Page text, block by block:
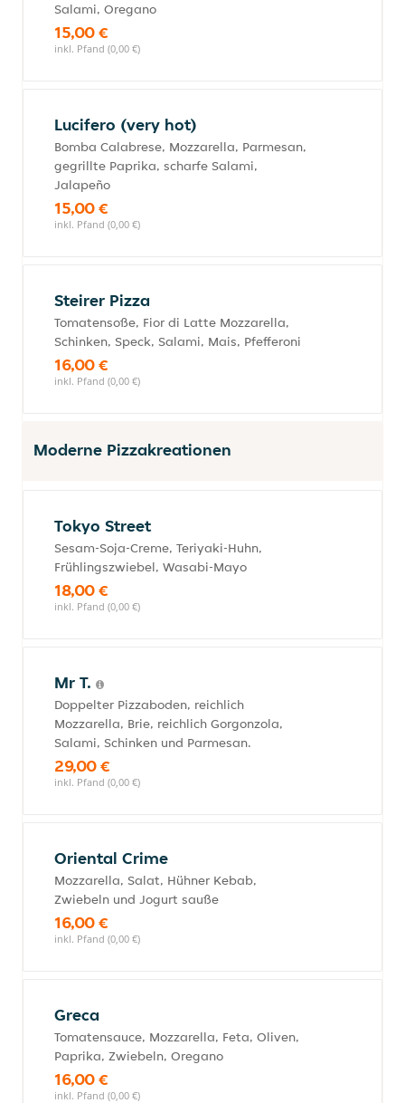
Salami, Oregano
15,00 €
inkl. Pfand (0,00 €)
Lucifero (very hot)
Bomba Calabrese, Mozzarella, Parmesan,
gegrillte Paprika, scharfe Salami,
Jalapeño
15,00 €
inkl. Pfand (0,00 €)
Steirer Pizza
Tomatensoße, Fior di Latte Mozzarella,
Schinken, Speck, Salami, Mais, Pfefferoni
16,00 €
inkl. Pfand (0,00 €)
Moderne Pizzakreationen
Tokyo Street
Sesam-Soja-Creme, Teriyaki-Huhn,
Frühlingszwiebel, Wasabi-Mayo
18,00 €
inkl. Pfand (0,00 €)
Mr T.
Doppelter Pizzaboden, reichlich
Mozzarella, Brie, reichlich Gorgonzola,
Salami, Schinken und Parmesan.
29,00 €
inkl. Pfand (0,00 €)
Oriental Crime
Mozzarella, Salat, Hühner Kebab,
Zwiebeln und Jogurt sauße
16,00 €
inkl. Pfand (0,00 €)
Greca
Tomatensauce, Mozzarella, Feta, Oliven,
Paprika, Zwiebeln, Oregano
16,00 €
inkl. Pfand (0,00 €)